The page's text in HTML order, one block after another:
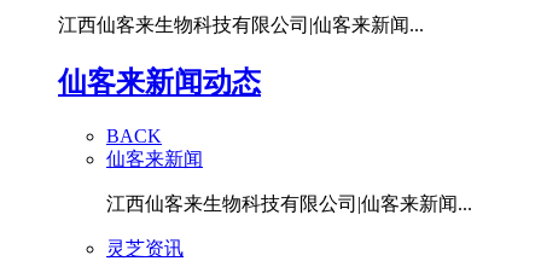
江西仙客来生物科技有限公司|仙客来新闻...
仙客来新闻动态
BACK
仙客来新闻
江西仙客来生物科技有限公司|仙客来新闻...
灵芝资讯